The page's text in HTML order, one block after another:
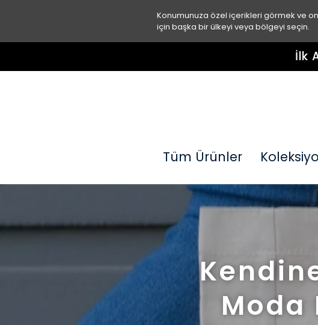
Konumunuza özel içerikleri görmek ve
için başka bir ülkeyi veya bölgeyi seçin.
İlk
Tüm Ürünler
Moda